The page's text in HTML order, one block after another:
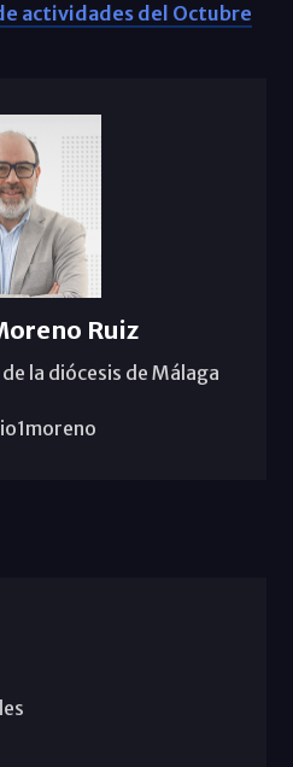
actividades del Octubre
Ruiz
la diócesis de Málaga